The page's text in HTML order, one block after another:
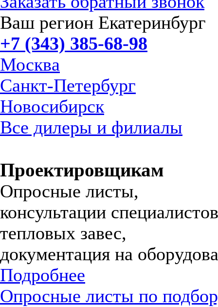
Ваш регион Екатеринбург
+7 (343) 385-68-98
Москва
Санкт-Петербург
Новосибирск
Все дилеры и филиалы
Проектировщикам
Опросные листы,
консультации
тепловых завес,
документация на
Подробнее
Опросные листы по